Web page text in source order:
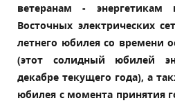
ветеранам - энергетикам
Восточных электрических
летнего юбилея со времени
(этот солидный юбилей
декабре текущего года), а
юбилея с момента принятия